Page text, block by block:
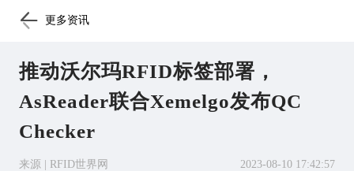
更多资讯
推动沃尔玛RFID标签部署，
AsReader联合Xemelgo发布QC
Checker
来源 | RFID世界网 2023-08-10 17:42:57